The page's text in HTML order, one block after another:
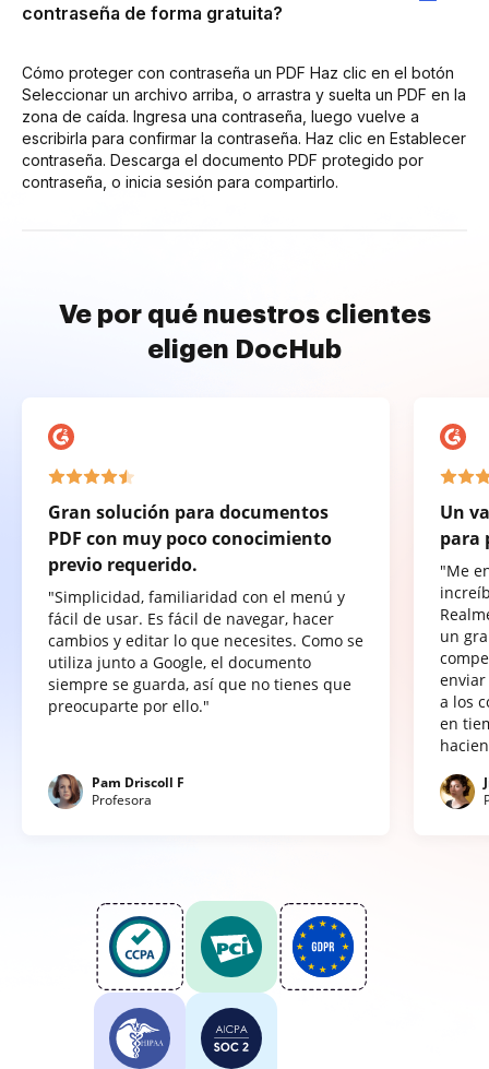
contraseña de forma gratuita?
Cómo proteger con contraseña un PDF Haz clic en el botón
Seleccionar un archivo arriba, o arrastra y suelta un PDF en la
zona de caída. Ingresa una contraseña, luego vuelve a
escribirla para confirmar la contraseña. Haz clic en Establecer
contraseña. Descarga el documento PDF protegido por
contraseña, o inicia sesión para compartirlo.
Ve por qué nuestros clientes
eligen DocHub
Gran solución para documentos
PDF con muy poco conocimiento
previo requerido.
"Simplicidad, familiaridad con el menú y
fácil de usar. Es fácil de navegar, hacer
cambios y editar lo que necesites. Como se
utiliza junto a Google, el documento
siempre se guarda, así que no tienes que
preocuparte por ello."
Pam Driscoll F
Profesora
Un
para
"Me
un
a los
en